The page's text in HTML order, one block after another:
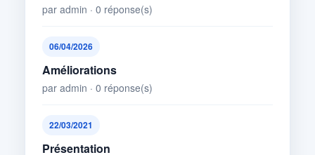
par admin · 0 réponse(s)
06/04/2026
Améliorations
par admin · 0 réponse(s)
22/03/2021
Présentation